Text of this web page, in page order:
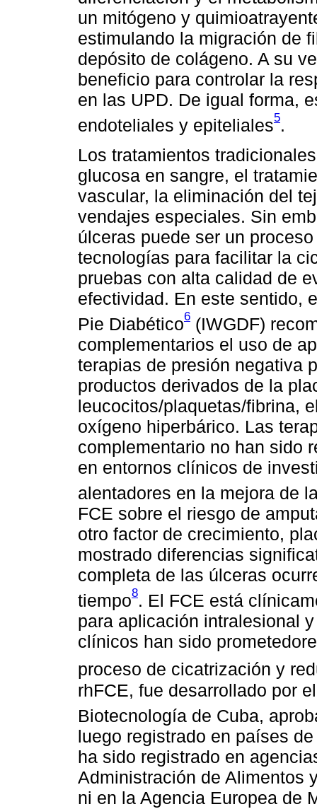
un mitógeno y
estimulando la migración de
depósito de colágeno. A su
beneficio para controlar la
en las UPD. De igual forma,
endoteliales y epiteliales5.
Los tratamientos
glucosa en sangre, el
vascular, la eliminación del
vendajes especiales. Sin
úlceras puede ser un
tecnologías para facilitar la
pruebas con alta calidad de
efectividad. En este sentido,
Pie Diabético6 (IWGDF)
complementarios el uso de
terapias de presión negativa
productos derivados de la
leucocitos/plaquetas/fibrina,
oxígeno hiperbárico. Las
complementario no han sido
en entornos clínicos de
alentadores en la mejora de
FCE sobre el riesgo de
otro factor de crecimiento,
mostrado diferencias
completa de las úlceras
tiempo8. El FCE está
para aplicación intralesional
clínicos han sido
proceso de cicatrización y
rhFCE, fue desarrollado por
Biotecnología de Cuba,
luego registrado en países
ha sido registrado en
Administración de Alimentos
ni en la Agencia Europea de